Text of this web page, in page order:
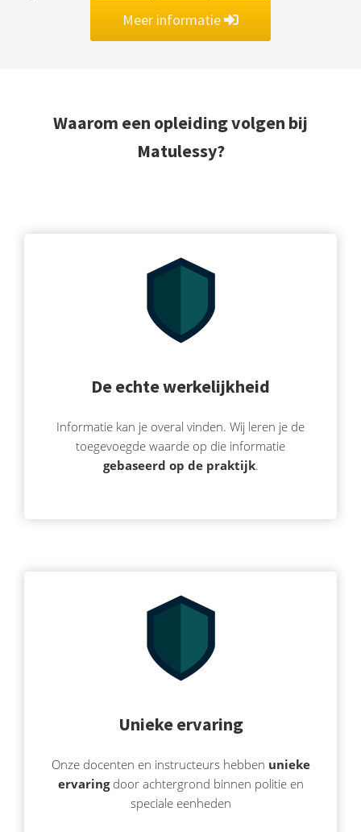
Meer informatie
Waarom een opleiding volgen bij
Matulessy?
De echte werkelijkheid
Informatie kan je overal vinden. Wij leren je de
toegevoegde waarde op die informatie
gebaseerd op de praktijk.
Unieke ervaring
Onze docenten en instructeurs hebben unieke
ervaring door achtergrond binnen politie en
speciale eenheden